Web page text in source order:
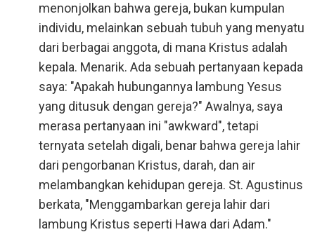
menonjolkan bahwa gereja, bukan kumpulan
individu, melainkan sebuah tubuh yang menyatu
dari berbagai anggota, di mana Kristus adalah
kepala. Menarik. Ada sebuah pertanyaan kepada
saya: "Apakah hubungannya lambung Yesus
yang ditusuk dengan gereja?" Awalnya, saya
merasa pertanyaan ini "awkward", tetapi
ternyata setelah digali, benar bahwa gereja lahir
dari pengorbanan Kristus, darah, dan air
melambangkan kehidupan gereja. St. Agustinus
berkata, "Menggambarkan gereja lahir dari
lambung Kristus seperti Hawa dari Adam."